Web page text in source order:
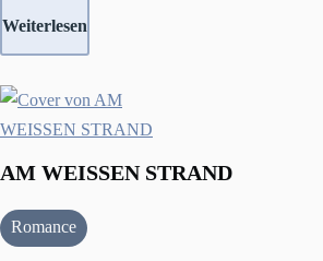
Weiterlesen
AM WEISSEN STRAND
Romance